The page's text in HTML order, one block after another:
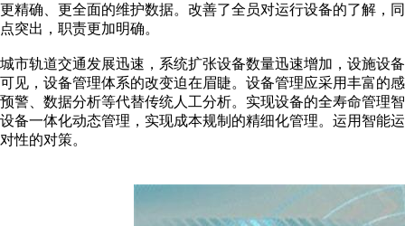
更精确、更全面的维护数据。改善了全员对运行设备的了解，
点突出，职责更加明确。
城市轨道交通发展迅速，系统扩张设备数量迅速增加，设施设
可见，设备管理体系的改变迫在眉睫。设备管理应采用丰富的
预警、数据分析等代替传统人工分析。实现设备的全寿命管理
设备一体化动态管理，实现成本规制的精细化管理。运用智能
对性的对策。